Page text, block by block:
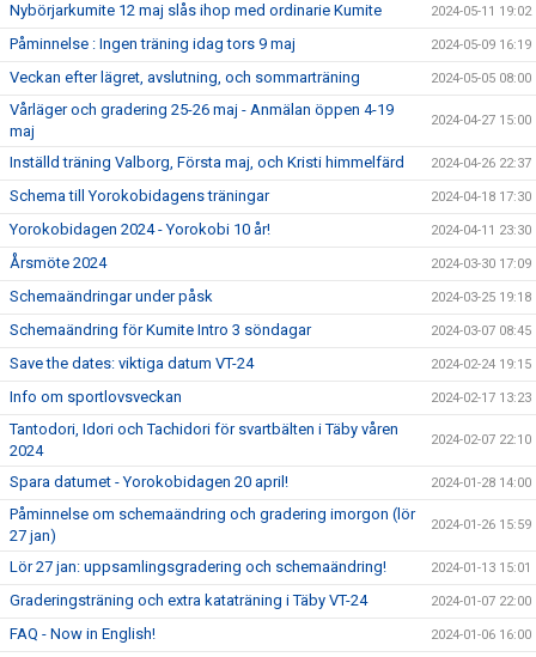
Nybörjarkumite 12 maj slås ihop med ordinarie Kumite 2024-05-11 19:02
Påminnelse : Ingen träning idag tors 9 maj 2024-05-09 16:19
Veckan efter lägret, avslutning, och sommarträning 2024-05-05 08:00
Vårläger och gradering 25-26 maj - Anmälan öppen 4-19
maj
2024-04-27 15:00
Inställd träning Valborg, Första maj, och Kristi himmelfärd 2024-04-26 22:37
Schema till Yorokobidagens träningar 2024-04-18 17:30
Yorokobidagen 2024 - Yorokobi 10 år! 2024-04-11 23:30
Årsmöte 2024 2024-03-30 17:09
Schemaändringar under påsk 2024-03-25 19:18
Schemaändring för Kumite Intro 3 söndagar 2024-03-07 08:45
Save the dates: viktiga datum VT-24 2024-02-24 19:15
Info om sportlovsveckan 2024-02-17 13:23
Tantodori, Idori och Tachidori för svartbälten i Täby våren
2024
2024-02-07 22:10
Spara datumet - Yorokobidagen 20 april! 2024-01-28 14:00
Påminnelse om schemaändring och gradering imorgon (lör
27 jan)
2024-01-26 15:59
Lör 27 jan: uppsamlingsgradering och schemaändring! 2024-01-13 15:01
Graderingsträning och extra kataträning i Täby VT-24 2024-01-07 22:00
FAQ - Now in English! 2024-01-06 16:00